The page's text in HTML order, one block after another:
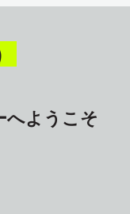
へようこそ